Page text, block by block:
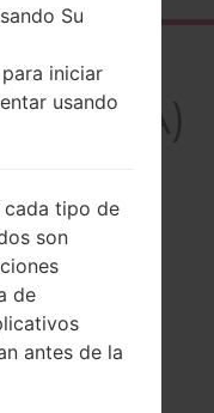
Su
iniciar
usando
cada tipo de
son
de
antes de la